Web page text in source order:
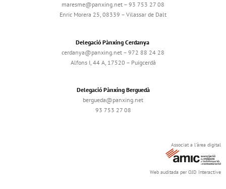
maresme@panxing.net – 93 753 27 08
Enric Morera 25, 08339 – Vilassar de Dalt
Delegació Pànxing Cerdanya
cerdanya@panxing.net – 972 88 24 28
Alfons I, 44 A, 17520 – Puigcerdà
Delegació Pànxing Berguedà
bergueda@panxing.net
93 753 27 08
Associat a l'àrea digital
Web auditada per OJD Interactive